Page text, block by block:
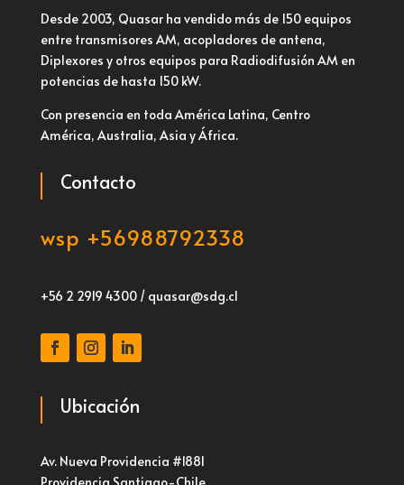
Desde 2003, Quasar ha vendido más de 150 equipos
entre transmisores AM, acopladores de antena,
Diplexores y otros equipos para Radiodifusión AM en
potencias de hasta 150 kW.
Con presencia en toda América Latina, Centro
América, Australia, Asia y África.
Contacto
wsp +56988792338
+56 2 2919 4300 / quasar@sdg.cl
Ubicación
Av. Nueva Providencia #1881